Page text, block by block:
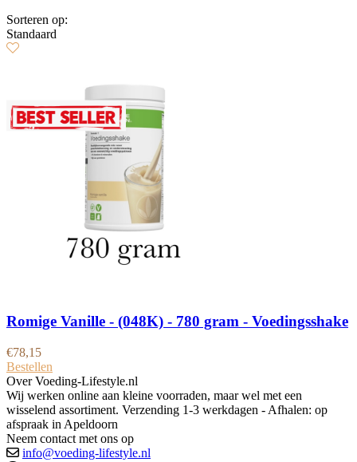
Sorteren op:
Standaard
Romige Vanille - (048K) - 780 gram - Voedingsshake
€78,15
Bestellen
Over Voeding-Lifestyle.nl
Wij werken online aan kleine voorraden, maar wel met een
wisselend assortiment. Verzending 1-3 werkdagen - Afhalen: op
afspraak in Apeldoorn
Neem contact met ons op
info@voeding-lifestyle.nl